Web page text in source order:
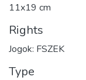
11x19 cm
Rights
Jogok: FSZEK
Type